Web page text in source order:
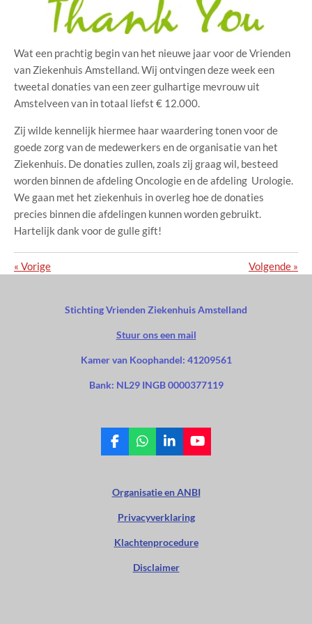
Wat een prachtig begin van het nieuwe jaar voor de Vrienden
van Ziekenhuis Amstelland. Wij ontvingen deze week een
tweetal donaties van een zeer gulhartige mevrouw uit
Amstelveen van in totaal liefst € 12.000.
Zij wilde kennelijk hiermee haar waardering tonen voor de
goede zorg van de medewerkers en de organisatie van het
Ziekenhuis. De donaties zullen, zoals zij graag wil, besteed
worden binnen de afdeling Oncologie en de afdeling Urologie.
We gaan met het ziekenhuis in overleg hoe de donaties
precies binnen die afdelingen kunnen worden gebruikt.
Hartelijk dank voor de gulle gift!
« Vorige Volgende »
Stichting Vrienden Ziekenhuis Amstelland
Stuur ons een mail
Kamer van Koophandel: 41209561
Bank: NL29 INGB 0000377119
F
a
b
o
W
h
s
p
L
i
e
I
Y
o
u
Organisatie en ANBI
Privacyverklaring
Klachtenprocedure
Disclaimer